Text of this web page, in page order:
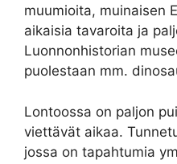
muumioita, muinaisen
aikaisia tavaroita ja
Luonnonhistorian
puolestaan mm.
Lontoossa on paljon
viettävät aikaa.
jossa on tapahtumia